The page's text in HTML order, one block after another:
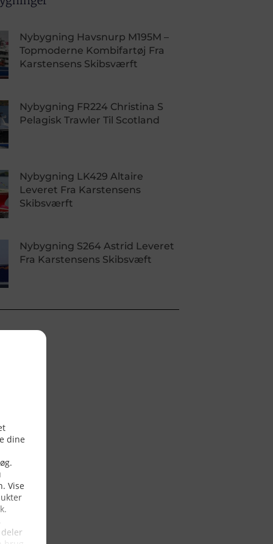
Nybygning Havsnurp M195M –
Topmoderne Kombifartøj Fra
Karstensens Skibsværft
Nybygning FR224 Christina S
Pelagisk Trawler Til Scotland
Nybygning LK429 Altaire
Leveret Fra Karstensens
Skibsværft
Nybygning S264 Astrid Leveret
Fra Karstensens Skibsvæft